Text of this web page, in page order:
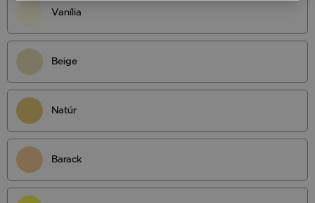
Vanília
Beige
Natúr
Barack